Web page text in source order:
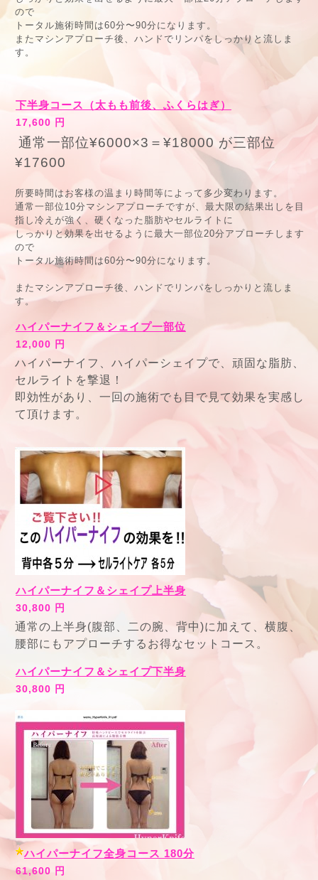
ので
トータル施術時間は60分〜90分になります。
またマシンアプローチ後、ハンドでリンパをしっかりと流しま
す。
下半身コース（太もも前後、ふくらはぎ）
17,600 円
通常一部位¥6000×3＝¥18000 が三部位
¥17600
所要時間はお客様の温まり時間等によって多少変わります。
通常一部位10分マシンアプローチですが、最大限の結果出しを目
指し冷えが強く、硬くなった脂肪やセルライトに
しっかりと効果を出せるように最大一部位20分アプローチします
ので
トータル施術時間は60分〜90分になります。
またマシンアプローチ後、ハンドでリンパをしっかりと流しま
す。
ハイパーナイフ＆シェイプ一部位
12,000 円
ハイパーナイフ、ハイパーシェイプで、頑固な脂肪、
セルライトを撃退！
即効性があり、一回の施術でも目で見て効果を実感し
て頂けます。
ハイパーナイフ＆シェイプ上半身
30,800 円
通常の上半身(腹部、二の腕、背中)に加えて、横腹、
腰部にもアプローチするお得なセットコース。
ハイパーナイフ＆シェイプ下半身
30,800 円
ハイパーナイフ全身コース 180分
61,600 円